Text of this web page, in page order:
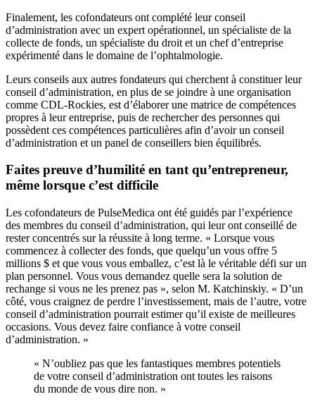
Finalement, les cofondateurs ont complété leur conseil
d’administration avec un expert opérationnel, un spécialiste de la
collecte de fonds, un spécialiste du droit et un chef d’entreprise
expérimenté dans le domaine de l’ophtalmologie.
Leurs conseils aux autres fondateurs qui cherchent à constituer leur
conseil d’administration, en plus de se joindre à une organisation
comme CDL-Rockies, est d’élaborer une matrice de compétences
propres à leur entreprise, puis de rechercher des personnes qui
possèdent ces compétences particulières afin d’avoir un conseil
d’administration et un panel de conseillers bien équilibrés.
Faites preuve d’humilité en tant qu’entrepreneur,
même lorsque c’est difficile
Les cofondateurs de PulseMedica ont été guidés par l’expérience
des membres du conseil d’administration, qui leur ont conseillé de
rester concentrés sur la réussite à long terme. « Lorsque vous
commencez à collecter des fonds, que quelqu’un vous offre 5
millions $ et que vous vous emballez, c’est là le véritable défi sur un
plan personnel. Vous vous demandez quelle sera la solution de
rechange si vous ne les prenez pas », selon M. Katchinskiy. « D’un
côté, vous craignez de perdre l’investissement, mais de l’autre, votre
conseil d’administration pourrait estimer qu’il existe de meilleures
occasions. Vous devez faire confiance à votre conseil
d’administration. »
« N’oubliez pas que les fantastiques membres potentiels
de votre conseil d’administration ont toutes les raisons
du monde de vous dire non. »